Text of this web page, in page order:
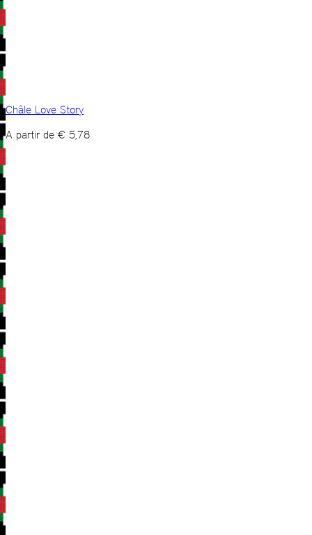
Châle Love Story
A partir de € 5,78